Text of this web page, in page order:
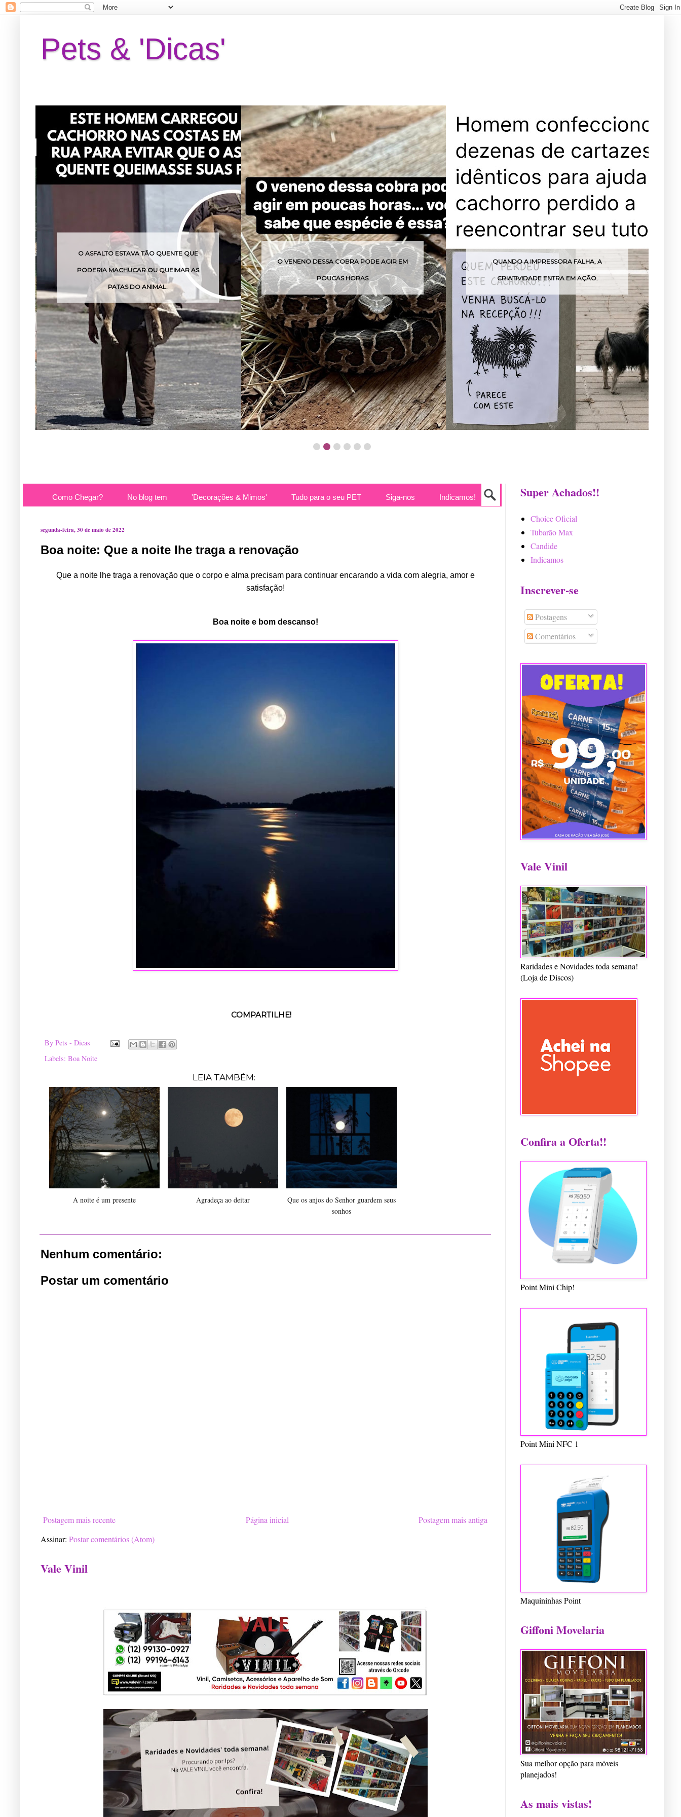
Pets & 'Dicas'
O ASFALTO ESTAVA TÃO QUENTE QUE
PODERIA MACHUCAR OU QUEIMAR AS
PATAS DO ANIMAL.
O VENENO DESSA COBRA PODE AGIR EM
POUCAS HORAS
QUANDO A IMPRESSORA FALHA, A
CRIATIVIDADE ENTRA EM AÇÃO.
Como Chegar? No blog tem 'Decorações & Mimos' Tudo para o seu PET Siga-nos Indicamos!
segunda-feira, 30 de maio de 2022
Boa noite: Que a noite lhe traga a renovação
Que a noite lhe traga a renovação que o corpo e alma precisam para continuar encarando a vida com alegria, amor e
satisfação!
Boa noite e bom descanso!
COMPARTILHE!
By Pets - Dicas
Labels: Boa Noite
LEIA TAMBÉM:
A noite é um presente Agradeça ao deitar
Que os anjos do Senhor guardem seus
sonhos
Nenhum comentário:
Postar um comentário
Postagem mais recente Postagem mais antiga
Página inicial
Assinar: Postar comentários (Atom)
Vale Vinil
Super Achados!!
Choice Oficial
Tubarão Max
Candide
Indicamos
Inscrever-se
Postagens
Comentários
Vale Vinil
Raridades e Novidades toda semana!
(Loja de Discos)
Confira a Oferta!!
Point Mini Chip!
Point Mini NFC 1
Maquininhas Point
Giffoni Movelaria
Sua melhor opção para móveis
planejados!
As mais vistas!